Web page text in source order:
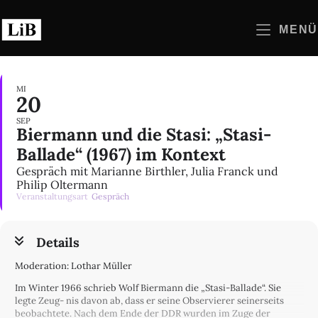
Inhalt
springen
MENÜ
MI
20
SEP
Biermann und die Stasi: „Stasi-
Ballade“ (1967) im Kontext
Gespräch mit Marianne Birthler, Julia Franck und
Philip Oltermann
Veranstaltungsart Gespräch
Details
Moderation: Lothar Müller
Im Winter 1966 schrieb Wolf Biermann die „Stasi-Ballade“. Sie
legte Zeug- nis davon ab, dass er seine Observierer seinerseits
beobachtete. Nach dem Ende der DDR wurden im Zuge der